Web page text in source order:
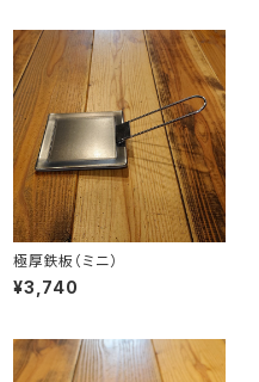
極厚鉄板（ミニ）
¥3,740